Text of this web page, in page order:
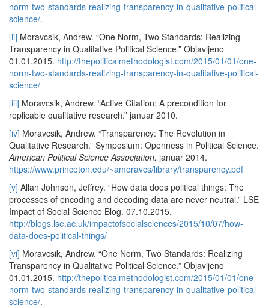
norm-two-standards-realizing-transparency-in-qualitative-political-
science/.
[ii] Moravcsik, Andrew. “One Norm, Two Standards: Realizing
Transparency in Qualitative Political Science.” Objavljeno
01.01.2015. http://thepoliticalmethodologist.com/2015/01/01/one-
norm-two-standards-realizing-transparency-in-qualitative-political-
science/
[iii] Moravcsik, Andrew. “Active Citation: A precondition for
replicable qualitative research.” januar 2010.
[iv] Moravcsik, Andrew. “Transparency: The Revolution in
Qualitative Research.” Symposium: Openness in Political Science.
American Political Science Association. januar 2014.
https://www.princeton.edu/~amoravcs/library/transparency.pdf
[v] Allan Johnson, Jeffrey. “How data does political things: The
processes of encoding and decoding data are never neutral.” LSE
Impact of Social Science Blog. 07.10.2015.
http://blogs.lse.ac.uk/impactofsocialsciences/2015/10/07/how-
data-does-political-things/
[vi] Moravcsik, Andrew. “One Norm, Two Standards: Realizing
Transparency in Qualitative Political Science.” Objavljeno
01.01.2015. http://thepoliticalmethodologist.com/2015/01/01/one-
norm-two-standards-realizing-transparency-in-qualitative-political-
science/.